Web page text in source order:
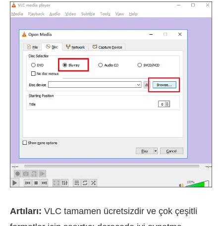
Artıları: VLC tamamen ücretsizdir ve çok çeşitli